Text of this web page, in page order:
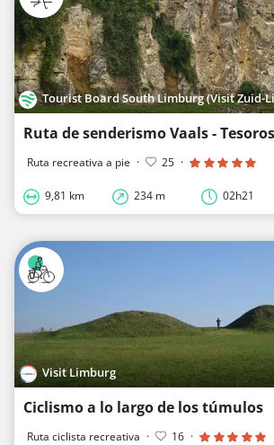
Tourist Board South Limburg (Visit Zuid-
Ruta recreativa a pie · 25 ·
9,81 km 234 m 02h21
Visit Limburg
Ciclismo a lo largo de los túmulos
Ruta ciclista recreativa · 16 ·